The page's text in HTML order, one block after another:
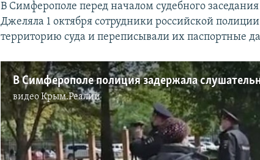
В Симферополе перед началом судебного
Джеляла 1 октября сотрудники российской
территорию суда и переписывали их паспортные
видеоКрым.Реалии